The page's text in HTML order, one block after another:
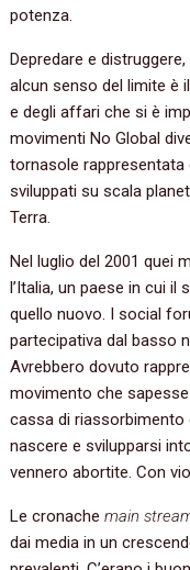
potenza.
Depredare e
alcun senso del limite è
e degli affari che si è
movimenti No Global
tornasole rappresentata
sviluppati su scala
Terra.
Nel luglio del 2001 quei
l’Italia, un paese in cui il
quello nuovo. I social
partecipativa dal basso
Avrebbero dovuto
movimento che
cassa di
nascere e svilupparsi
vennero abortite. Con
Le cronachemain
dai media in un